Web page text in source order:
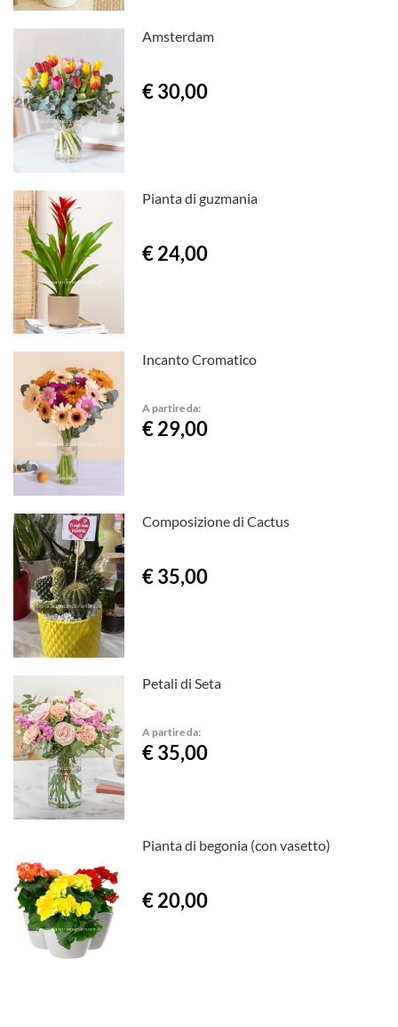
Amsterdam
€ 30,00
Pianta di guzmania
€ 24,00
Incanto Cromatico
A partire da:
€ 29,00
Composizione di Cactus
€ 35,00
Petali di Seta
A partire da:
€ 35,00
Pianta di begonia (con vasetto)
€ 20,00